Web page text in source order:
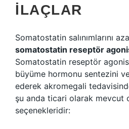
İLAÇLAR
Somatostatin salınımlarını
somatostatin reseptör
Somatostatin reseptör
büyüme hormonu sentezini ve
ederek akromegali
şu anda ticari olarak mevcut
seçenekleridir: